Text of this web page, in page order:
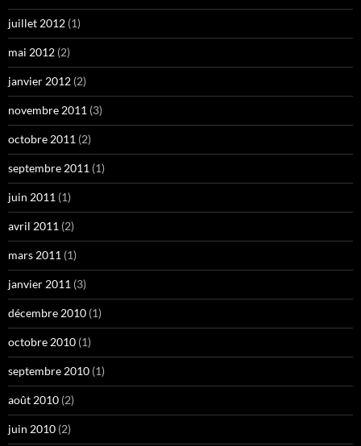
juillet 2012 (1)
mai 2012 (2)
janvier 2012 (2)
novembre 2011 (3)
octobre 2011 (2)
septembre 2011 (1)
juin 2011 (1)
avril 2011 (2)
mars 2011 (1)
janvier 2011 (3)
décembre 2010 (1)
octobre 2010 (1)
septembre 2010 (1)
août 2010 (2)
juin 2010 (2)